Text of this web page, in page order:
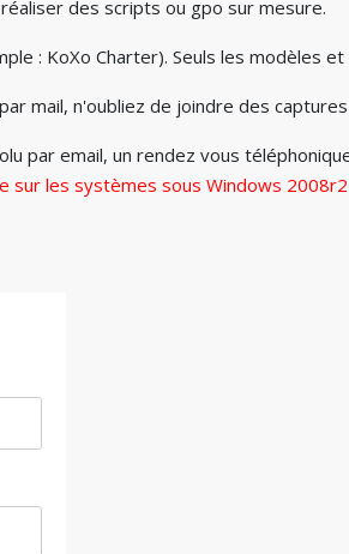
des scripts ou gpo sur mesure.
: KoXo Charter). Seuls les modèles
mail, n'oubliez de joindre des
par email, un rendez vous
sur les systèmes sous Windows 2008r2